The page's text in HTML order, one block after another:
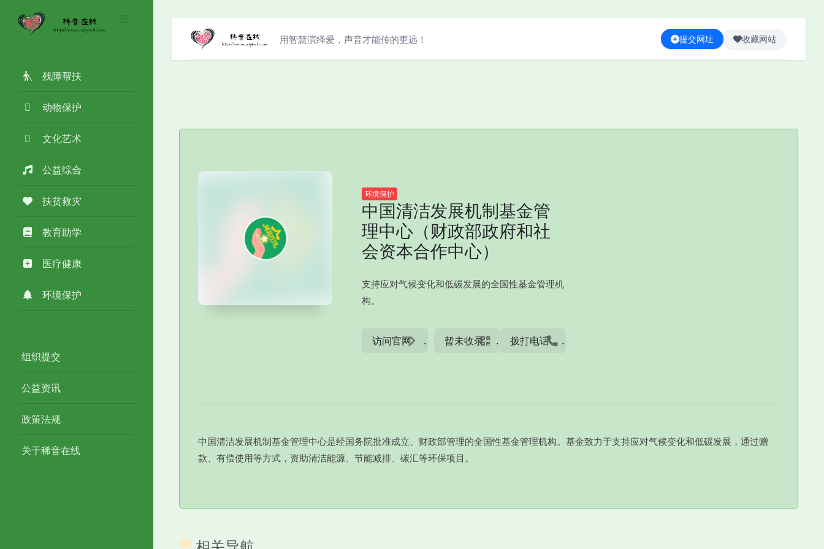
残障帮扶
动物保护
文化艺术
公益综合
扶贫救灾
教育助学
医疗健康
环境保护
组织提交
公益资讯
政策法规
关于稀音在线
用智慧演绎爱，声音才能传的更远！ 提交网址 收藏网站
环境保护
中国清洁发展机制基金管
理中心（财政部政府和社
会资本合作中心）
支持应对气候变化和低碳发展的全国性基金管理机
构。
访问官网 暂未收录 拨打电话
中国清洁发展机制基金管理中心是经国务院批准成立、财政部管理的全国性基金管理机构。基金致力于支持应对气候变化和低碳发展，通过赠
款、有偿使用等方式，资助清洁能源、节能减排、碳汇等环保项目。